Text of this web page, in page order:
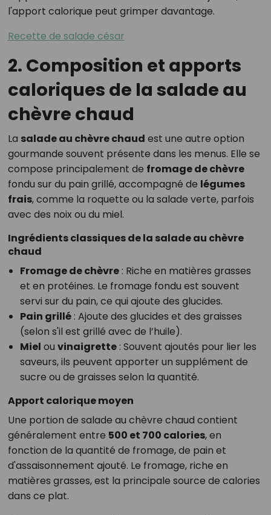
l'apport calorique peut grimper davantage.
Recette de salade césar
2. Composition et apports
caloriques de la salade au
chèvre chaud
La salade au chèvre chaud est une autre option
gourmande souvent présente dans les menus. Elle se
compose principalement de fromage de chèvre
fondu sur du pain grillé, accompagné de légumes
frais, comme la roquette ou la salade verte, parfois
avec des noix ou du miel.
Ingrédients classiques de la salade au chèvre
chaud
Fromage de chèvre: Riche en matières grasses
et en protéines. Le fromage fondu est souvent
servi sur du pain, ce qui ajoute des glucides.
Pain grillé: Ajoute des glucides et des graisses
(selon s'il est grillé avec de l’huile).
Miel ou vinaigrette: Souvent ajoutés pour lier les
saveurs, ils peuvent apporter un supplément de
sucre ou de graisses selon la quantité.
Apport calorique moyen
Une portion de salade au chèvre chaud contient
généralement entre 500 et 700 calories, en
fonction de la quantité de fromage, de pain et
d'assaisonnement ajouté. Le fromage, riche en
matières grasses, est la principale source de calories
dans ce plat.